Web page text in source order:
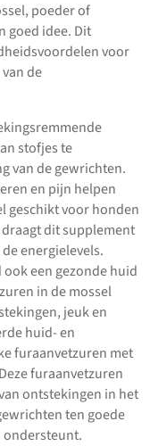
poeder of
goed idee. Dit
voor
de
stofjes te
van de gewrichten.
en pijn helpen
geschikt voor honden
dit supplement
energielevels.
een gezonde huid
in de mossel
jeuk en
huid- en
furaanvetzuren met
furaanvetzuren
ontstekingen in het
ten goede
ondersteunt.